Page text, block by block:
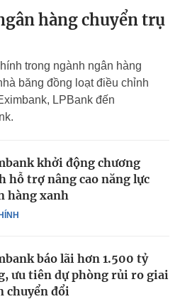
hàng chuyển trụ
trong ngành ngân hàng
băng đồng loạt điều chỉnh
LPBank đến
khởi động chương
hỗ trợ nâng cao năng lực
hàng xanh
báo lãi hơn 1.500 tỷ
ưu tiên dự phòng rủi ro giai
chuyển đổi